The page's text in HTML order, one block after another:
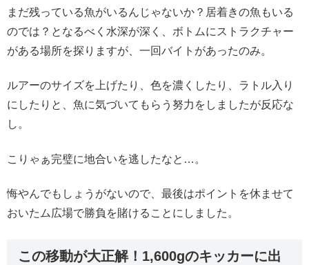
まだ残っている魚がいるんじゃないか？居着きの魚もいる
のでは？となるべく水深が深く、ボトムにストラクチャー
がある場所を探りますが、一回バイトがあったのみ。
ルアーのサイズを上げたり、色を濃くしたり、ラトル入り
にしたりと、魚に気づいてもらう努力をしましたが反応な
し。
こりゃぁ完璧に地合いを逃したなと…。
悔やんでもしょうがないので、最後はポイントを休ませて
おいたム広場で勝負を賭けることにしました。
この移動が大正解！1,600gのキッカーに出